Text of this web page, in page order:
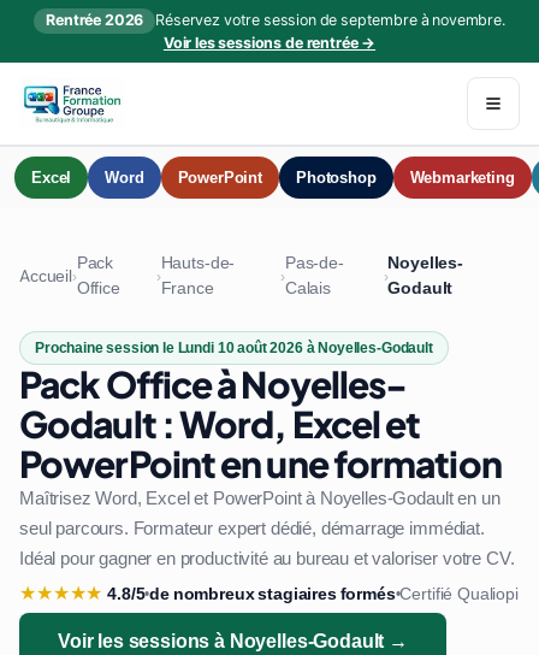
Rentrée 2026
Réservez votre session de septembre à novembre.
Voir les sessions de rentrée →
Excel Word PowerPoint Photoshop Webmarketing
Accueil›
Pack
Office
›
Hauts-de-
France
›
Pas-de-
Calais
›
Noyelles-
Godault
Prochaine session le Lundi 10 août 2026 à Noyelles-Godault
Pack Office à Noyelles-
Godault : Word, Excel et
PowerPoint en une formation
Maîtrisez Word, Excel et PowerPoint à Noyelles-Godault en un
seul parcours. Formateur expert dédié, démarrage immédiat.
Idéal pour gagner en productivité au bureau et valoriser votre CV.
★★★★★ 4.8/5•de nombreux stagiaires formés•Certifié Qualiopi
Voir les sessions à Noyelles-Godault →